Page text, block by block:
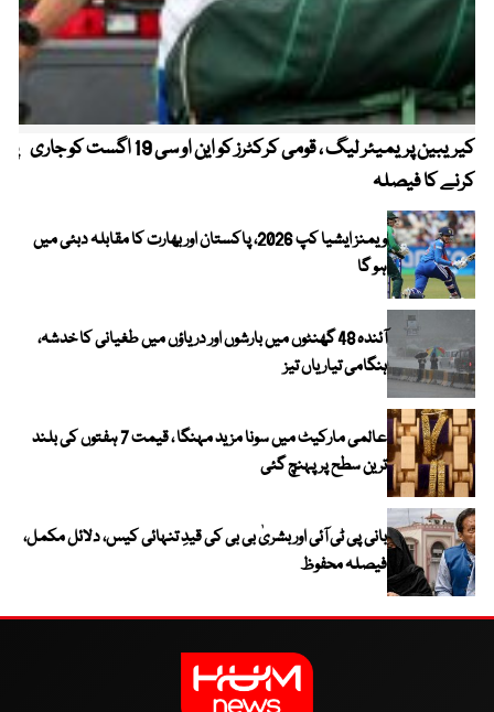
کیریبین پریمیئر لیگ ، قومی کرکٹرز کو این او سی 19 اگست کو جاری
کرنے کا فیصلہ
ویمنز ایشیا کپ 2026، پاکستان اور بھارت کا مقابلہ دبئی میں
ہو گا
آئندہ 48 گھنٹوں میں بارشوں اور دریاؤں میں طغیانی کا خدشہ،
ہنگامی تیاریاں تیز
عالمی مارکیٹ میں سونا مزید مہنگا ، قیمت 7 ہفتوں کی بلند
ترین سطح پر پہنچ گئی
بانی پی ٹی آئی اور بشریٰ بی بی کی قیدِ تنہائی کیس، دلائل مکمل،
فیصلہ محفوظ